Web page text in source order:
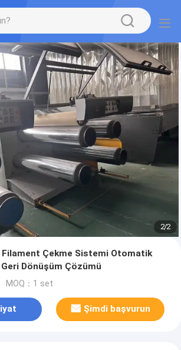
2/2
Filament Çekme Sistemi Otomatik
Dönüşüm Çözümü
MOQ：1 set
Şimdi başvurun